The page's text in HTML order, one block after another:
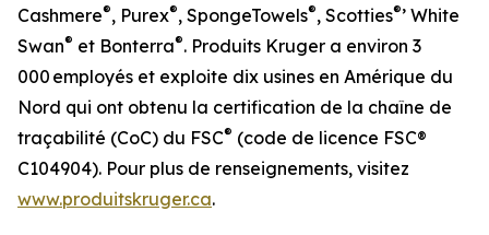
Cashmere®, Purex®, SpongeTowels®, Scotties®’ White
Swan® et Bonterra®. Produits Kruger a environ 3
000 employés et exploite dix usines en Amérique du
Nord qui ont obtenu la certification de la chaîne de
traçabilité (CoC) du FSC® (code de licence FSC®
C104904). Pour plus de renseignements, visitez
www.produitskruger.ca.